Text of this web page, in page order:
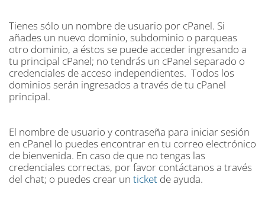
Tienes sólo un nombre de usuario por cPanel. Si
añades un nuevo dominio, subdominio o parqueas
otro dominio, a éstos se puede acceder ingresando a
tu principal cPanel; no tendrás un cPanel separado o
credenciales de acceso independientes. Todos los
dominios serán ingresados a través de tu cPanel
principal.
El nombre de usuario y contraseña para iniciar sesión
en cPanel lo puedes encontrar en tu correo electrónico
de bienvenida. En caso de que no tengas las
credenciales correctas, por favor contáctanos a través
del chat; o puedes crear un ticket de ayuda.